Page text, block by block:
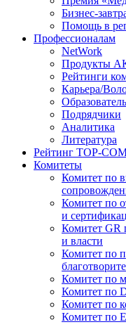
Бизнес-
Помощь в
Профессионалам
NetWork
Продукты
Рейтинги
Карьера/
Подрядчики
Аналитика
Литература
Рейтинг TOP-
Комитеты
Комитет по
Комитет по
и
Комитет GR
и власти
Комитет по
Комитет по
Комитет по
Комитет по
Комитет по